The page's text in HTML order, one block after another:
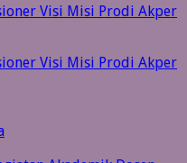
Visi Misi Prodi Akper
Visi Misi Prodi Akper